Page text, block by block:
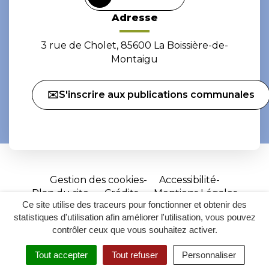
Ce site utilise des traceurs pour fonctionner et obtenir des
statistiques d'utilisation afin améliorer l'utilisation, vous pouvez
contrôler ceux que vous souhaitez activer.
Tout accepter Tout refuser Personnaliser
RECHERCHER
ACCESSIBILITÉ
Adresse
3 rue de Cholet, 85600 La Boissière-de-
Montaigu
✉️S'inscrire aux publications communales
Gestion des cookies
Accessibilité
Plan du site
Crédits
Mentions Légales
Site
réalisé
par
Inovagora